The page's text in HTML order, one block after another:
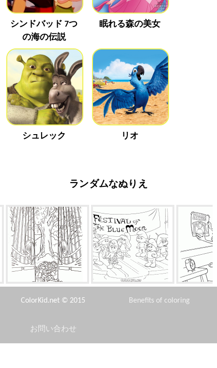
シンドバッド 7つ
の海の伝説
眠れる森の美女
シュレック リオ
ランダムなぬりえ
リスのスクラットの楽園 ブルームーンフェスティバル すべてが
ColorKid.net © 2015 Benefits of coloring
お問い合わせ